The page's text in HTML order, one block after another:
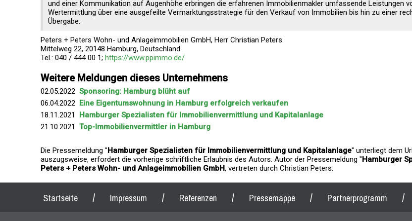
und einer Kommunikation auf Augenhöhe erbringen die erfahrenen Immobilienmakler umfassende Leistungen
Wertermittlung über eine ausgefeilte Vermarktungsstrategie für den Verkauf von Immobilien bis hin zu einer
Übergabe.
Peters + Peters Wohn- und Anlageimmobilien GmbH, Herr Christian Peters
Mittelweg 22, 20148 Hamburg, Deutschland
Tel.: 040 / 444 00 1; https://www.ppimmo.de/
Weitere Meldungen dieses Unternehmens
02.05.2022 Sponsoring: Hamburg blüht auf
06.04.2022 Eine Eigentumswohnung in Hamburg erfolgreich verkaufen
18.11.2021 Hamburger Spezialisten für Immobilienvermittlung und Kapitalanlage
21.10.2021 Top-Immobilienvermittler in Hamburg
Die Pressemeldung "Hamburger Spezialisten für Immobilienvermittlung und Kapitalanlage" unterliegt dem
auszugsweise, erfordert die vorherige schriftliche Erlaubnis des Autors. Autor der Pressemeldung "Hamburger
Peters + Peters Wohn- und Anlageimmobilien GmbH, vertreten durch Christian Peters.
Startseite / Impressum / Referenzen / Pressemappe / Partnerprogramm /